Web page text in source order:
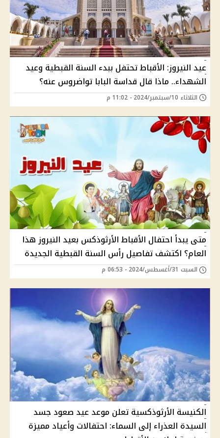
عيد النيروز: الأقباط تحتفل ببدء السنة القبطية وعيد
الشهداء.. ماذا قال قداسة البابا تواضروس عنه؟
الثلاثاء 10/سبتمبر/2024 - 11:02 م
متى يبدأ احتفال الأقباط الأرثوذكس بعيد النيروز هذا
العام؟ اكتشف تفاصيل رأس السنة القبطية الجديدة
السبت 31/أغسطس/2024 - 06:53 م
الكنيسة الأرثوذكسية تعلن موعد عيد صعود جسد
السيدة العذراء إلى السماء: احتفالات وأعياد مميزة